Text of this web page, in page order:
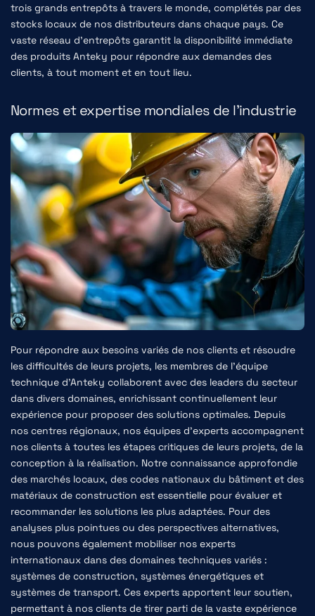
trois grands entrepôts à travers le monde, complétés par des
stocks locaux de nos distributeurs dans chaque pays. Ce
vaste réseau d'entrepôts garantit la disponibilité immédiate
des produits Anteky pour répondre aux demandes des
clients, à tout moment et en tout lieu.
Normes et expertise mondiales de l'industrie
Pour répondre aux besoins variés de nos clients et résoudre
les difficultés de leurs projets, les membres de l'équipe
technique d'Anteky collaborent avec des leaders du secteur
dans divers domaines, enrichissant continuellement leur
expérience pour proposer des solutions optimales. Depuis
nos centres régionaux, nos équipes d'experts accompagnent
nos clients à toutes les étapes critiques de leurs projets, de la
conception à la réalisation. Notre connaissance approfondie
des marchés locaux, des codes nationaux du bâtiment et des
matériaux de construction est essentielle pour évaluer et
recommander les solutions les plus adaptées. Pour des
analyses plus pointues ou des perspectives alternatives,
nous pouvons également mobiliser nos experts
internationaux dans des domaines techniques variés :
systèmes de construction, systèmes énergétiques et
systèmes de transport. Ces experts apportent leur soutien,
permettant à nos clients de tirer parti de la vaste expérience